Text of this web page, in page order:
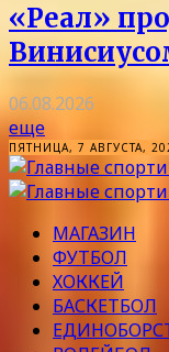
«Реал»
06.08.2026
еще
ПЯТНИЦА, 7 АВГУСТА,
МАГАЗИН
ФУТБОЛ
ХОККЕЙ
БАСКЕТБОЛ